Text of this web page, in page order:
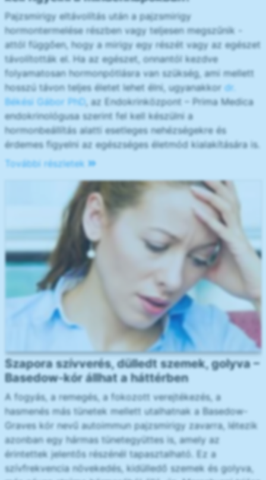
Pajzsmirigy eltávolítás után a pajzsmirigy
hormontermelése részben vagy teljesen megszűnik -
attól függően, hogy a mirigy egy részét vagy az egészet
távolították el. Ha az egészet, onnantól kezdve
folyamatosan hormonpótlásra van szükség, ami mellett
hosszú távon teljes életet lehet élni, ugyanakkor dr.
Békési Gábor PhD
, az Endokrinközpont – Prima Medica
endokrinológusa szerint fel kell készülni a
hormonbeállítás alatti esetleges nehézségekre és
érdemes figyelni az egészséges életmód kialakítására is.
További részletek
Szapora szívverés, dülledt szemek, golyva –
Basedow-kór állhat a háttérben
A fogyás, a remegés, a fokozott verejtékezés, a
hasmenés más tünetek mellett utalhatnak a Basedow-
Graves kór nevű autoimmun pajzsmirigy zavarra, létezik
azonban egy hármas tünetegyüttes is, amely az
érintettek jelentős részénél tapasztalható. Ez a
szívfrekvencia növekedés, kidülledő szemek és golyva,